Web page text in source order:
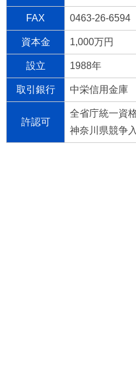
FAX 0463-26-6594
資本金 1,000万円
設立 1988年
取引銀行 中栄信用金庫
許認可
全省庁統一資
神奈川県競争